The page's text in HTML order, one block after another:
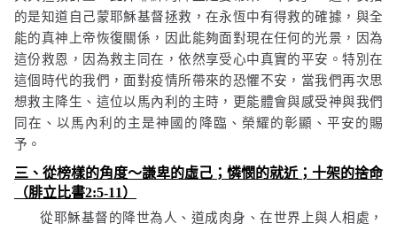
的是知道自己蒙耶穌基督拯救，在永恆中有得救的確據，與全
能的真神上帝恢復關係，因此能夠面對現在任何的光景，因為
這份救恩，因為救主同在，依然享受心中真實的平安。特別在
這個時代的我們，面對疫情所帶來的恐懼不安，當我們再次思
想救主降生、這位以馬內利的主時，更能體會與感受神與我們
同在、以馬內利的主是神國的降臨、榮耀的彰顯、平安的賜
予。
三、從榜樣的角度～謙卑的虛己；憐憫的就近；十架的捨命
（腓立比書2:5-11）
從耶穌基督的降世為人、道成肉身、在世界上與人相處，